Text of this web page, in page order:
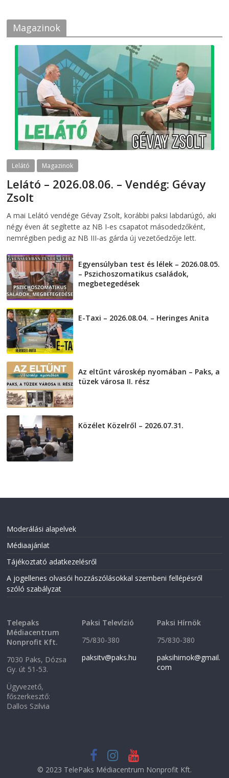
Magazinok
Lelátó Magazinok
Lelátó – 2026.08.06. – Vendég: Gévay
Zsolt
A mai Lelátó vendége Gévay Zsolt, korábbi paksi labdarúgó, aki
négy éven át segítette az NB I-es csapatot másodedzőként,
nemrégiben pedig az NB III-as gárda új vezetőedzője lett.
Egyensúlyban test és lélek – 2026.08.05.
– Pszichoszomatikus családok,
megbetegedések
E-Taxi – 2026.08.04. – Heringes Anita
Az eltűnt városkép nyomában – Paks, a
tüzek városa II. rész
Közélet Közelről – 2026.07.31.
Moderálási alapelvek
Médiaajánlat
Tájékoztató adatkezelésről
A jogellenes olvasói hozzászólásokkal szembeni fellépésről
szóló szabályzat
Telepaks
Médiacentrum
Nonprofit Kft.
7030 Paks, Dózsa
Gy. út 51-53.
Ügyvezető,
főszerkesztő:
Dallos Szilvia
Paksi Televízió
75/830-380
paksitv@paks.hu
Paksi Hírnök
75/830-380
paksihirnok@gmail.
com
© 2023 TelePaks Médiacentrum Nonprofit Kft.